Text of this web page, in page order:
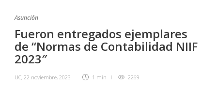
Asunción
Fueron entregados ejemplares
de “Normas de Contabilidad NIIF
2023″
UC, 22 noviembre, 2023 1 min 2269